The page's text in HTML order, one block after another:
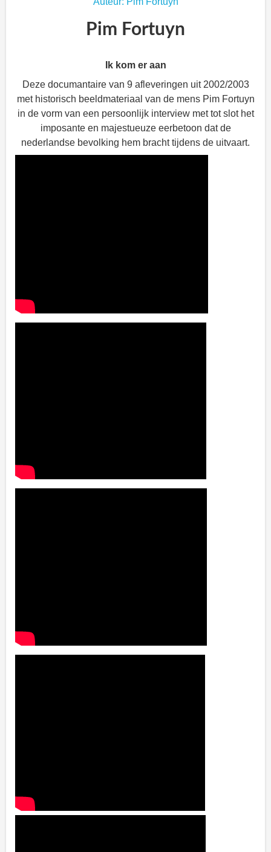
Pim Fortuyn
Ik kom er aan
Deze documantaire van 9 afleveringen uit 2002/2003
met historisch beeldmateriaal van de mens Pim Fortuyn
in de vorm van een persoonlijk interview met tot slot het
imposante en majestueuze eerbetoon dat de
nederlandse bevolking hem bracht tijdens de uitvaart.